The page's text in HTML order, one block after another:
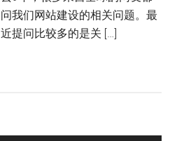
问我们网站建设的相关问题。最
近提问比较多的是关 […]